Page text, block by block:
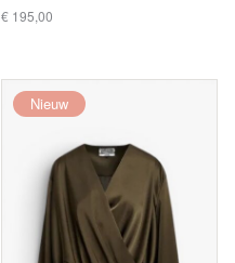
€ 195,00
Nieuw